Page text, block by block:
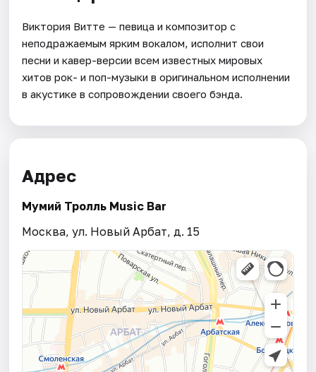
Виктория Витте — певица и композитор с
неподражаемым ярким вокалом, исполнит свои
песни и кавер-версии всем известных мировых
хитов рок- и поп-музыки в оригинальном исполнении
в акустике в сопровождении своего бэнда.
Адрес
Мумий Тролль Music Bar
Москва, ул. Новый Арбат, д. 15